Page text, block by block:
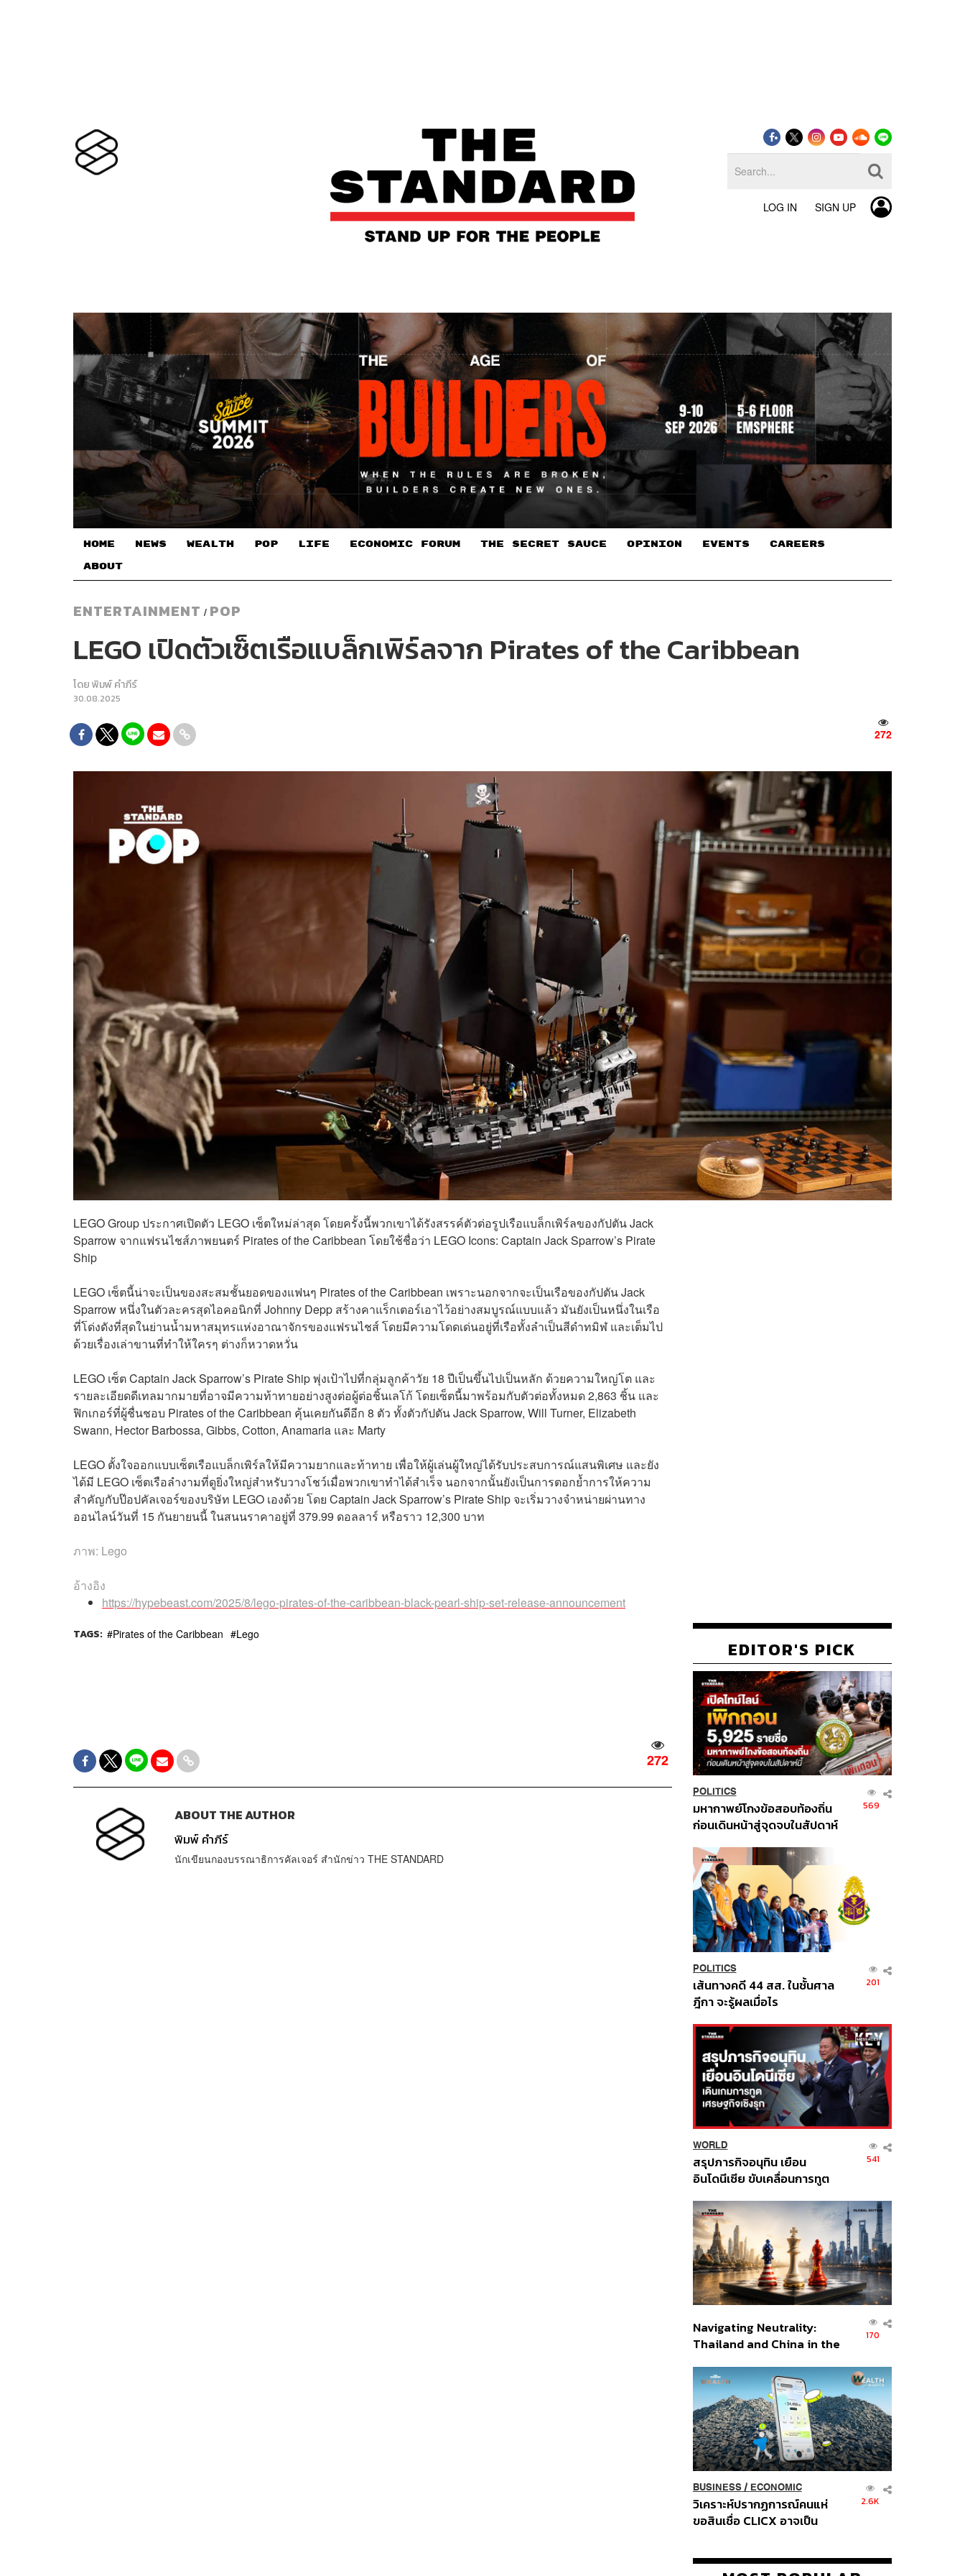
LOG IN SIGN UP
HOME NEWS WEALTH POP LIFE ECONOMIC FORUM THE SECRET SAUCE​ OPINION EVENTS CAREERS
ABOUT
ENTERTAINMENT / POP
LEGO เปิดตัวเซ็ตเรือแบล็กเพิร์ลจาก Pirates of the Caribbean
โดยพิมพ์ คำภีร์
30.08.2025
272
LEGO Group ประกาศเปิดตัว LEGO เซ็ตใหม่ล่าสุด โดยครั้งนี้พวกเขาได้รังสรรค์ตัวต่อรูปเรือแบล็กเพิร์ลของกัปตัน Jack
Sparrow จากแฟรนไชส์ภาพยนตร์ Pirates of the Caribbean โดยใช้ชื่อว่า LEGO Icons: Captain Jack Sparrow’s Pirate
Ship
LEGO เซ็ตนี้น่าจะเป็นของสะสมชั้นยอดของแฟนๆ Pirates of the Caribbean เพราะนอกจากจะเป็นเรือของกัปตัน Jack
Sparrow หนึ่งในตัวละครสุดไอคอนิกที่ Johnny Depp สร้างคาแร็กเตอร์เอาไว้อย่างสมบูรณ์แบบแล้ว มันยังเป็นหนึ่งในเรือ
ที่โด่งดังที่สุดในย่านน้ำมหาสมุทรแห่งอาณาจักรของแฟรนไชส์ โดยมีความโดดเด่นอยู่ที่เรือทั้งลำเป็นสีดำทมิฬ และเต็มไป
ด้วยเรื่องเล่าขานที่ทำให้ใครๆ ต่างก็หวาดหวั่น
LEGO เซ็ต Captain Jack Sparrow’s Pirate Ship พุ่งเป้าไปที่กลุ่มลูกค้าวัย 18 ปีเป็นขึ้นไปเป็นหลัก ด้วยความใหญ่โต และ
รายละเอียดดีเทลมากมายที่อาจมีความท้าทายอย่างสูงต่อผู้ต่อชิ้นเลโก้ โดยเซ็ตนี้มาพร้อมกับตัวต่อทั้งหมด 2,863 ชิ้น และ
ฟิกเกอร์ที่ผู้ชื่นชอบ Pirates of the Caribbean คุ้นเคยกันดีอีก 8 ตัว ทั้งตัวกัปตัน Jack Sparrow, Will Turner, Elizabeth
Swann, Hector Barbossa, Gibbs, Cotton, Anamaria และ Marty
LEGO ตั้งใจออกแบบเซ็ตเรือแบล็กเพิร์ลให้มีความยากและท้าทาย เพื่อให้ผู้เล่นผู้ใหญ่ได้รับประสบการณ์แสนพิเศษ และยัง
ได้มี LEGO เซ็ตเรือลำงามที่ดูยิ่งใหญ่สำหรับวางโชว์เมื่อพวกเขาทำได้สำเร็จ นอกจากนั้นยังเป็นการตอกย้ำการให้ความ
สำคัญกับป๊อปคัลเจอร์ของบริษัท LEGO เองด้วย โดย Captain Jack Sparrow’s Pirate Ship จะเริ่มวางจำหน่ายผ่านทาง
ออนไลน์วันที่ 15 กันยายนนี้ ในสนนราคาอยู่ที่ 379.99 ดอลลาร์ หรือราว 12,300 บาท
ภาพ: Lego
อ้างอิง
https://hypebeast.com/2025/8/lego-pirates-of-the-caribbean-black-pearl-ship-set-release-announcement
TAGS: Pirates of the Caribbean Lego
272
ABOUT THE AUTHOR
พิมพ์ คำภีร์
นักเขียนกองบรรณาธิการคัลเจอร์ สำนักข่าว THE STANDARD
EDITOR'S PICK
POLITICS
มหากาพย์โกงข้อสอบท้องถิ่น
ก่อนเดินหน้าสู่จุดจบในสัปดาห์
569
POLITICS
เส้นทางคดี 44 สส. ในชั้นศาล
ฎีกา จะรู้ผลเมื่อไร
201
WORLD
สรุปภารกิจอนุทิน เยือน
อินโดนีเซีย ขับเคลื่อนการทูต
ส่วนยุทธศาสตร์ไทย –
อินโดนีเซีย
541
Navigating Neutrality:
Thailand and China in the
Order
170
BUSINESS/ ECONOMIC
วิเคราะห์ปรากฏการณ์คนแห่
ขอสินเชื่อ CLICX อาจเป็น
ปัญหาหนี้ครัวเรือนไทยที่ถูกซุก
2.6K